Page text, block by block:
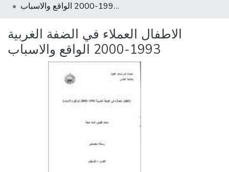
الاطفال العملاء في الضفة الغربية 1993-2000 الواقع والاسباب
الاطفال العملاء في الضفة الغربية
1993-2000 الواقع والاسباب